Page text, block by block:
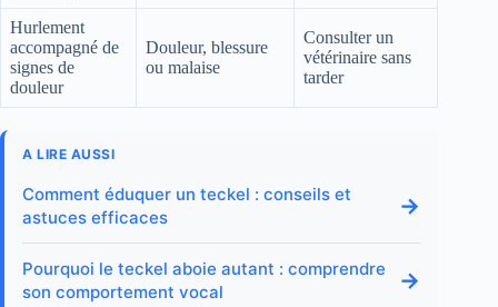
Hurlement
accompagné de
signes de
douleur
Douleur, blessure
ou malaise
Consulter un
vétérinaire sans
tarder
A LIRE AUSSI
Comment éduquer un teckel : conseils et
astuces efficaces
→
Pourquoi le teckel aboie autant : comprendre
son comportement vocal
→